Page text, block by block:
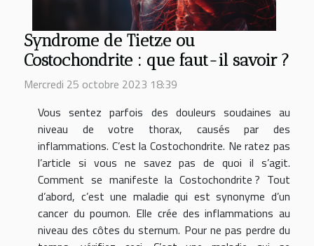
Syndrome de Tietze ou
Costochondrite : que faut-il savoir ?
Mercredi 25 octobre 2023 18:39
Vous sentez parfois des douleurs soudaines au
niveau de votre thorax, causés par des
inflammations. C’est la Costochondrite. Ne ratez pas
l’article si vous ne savez pas de quoi il s’agit.
Comment se manifeste la Costochondrite ? Tout
d’abord, c’est une maladie qui est synonyme d’un
cancer du poumon. Elle crée des inflammations au
niveau des côtes du sternum. Pour ne pas perdre du